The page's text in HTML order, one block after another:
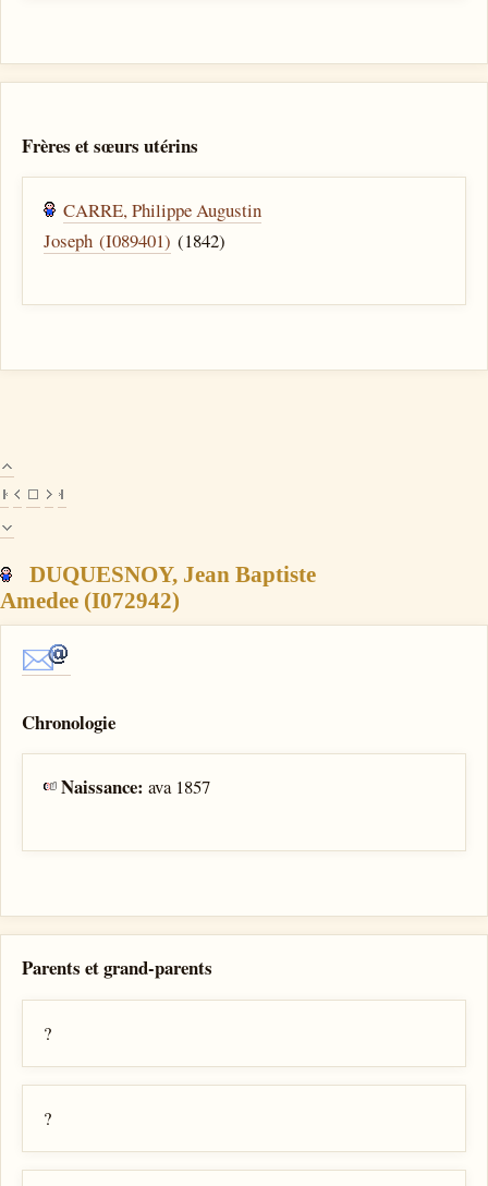
Frères et sœurs utérins
CARRE, Philippe Augustin
Joseph (I089401) (1842)
DUQUESNOY, Jean Baptiste
Amedee (I072942)
Chronologie
Naissance:ava 1857
Parents et grand-parents
?
?